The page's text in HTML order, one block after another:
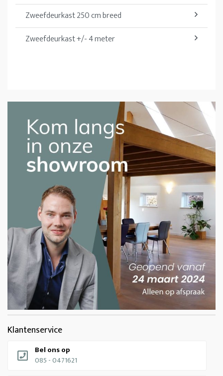
Klantenservice
Bel ons op
085 - 0471621
Zweefdeurkast 250 cm breed
Zweefdeurkast +/- 4 meter